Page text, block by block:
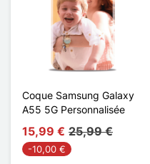
Coque Samsung Galaxy
A55 5G Personnalisée
15,99 € 25,99 €
-10,00 €